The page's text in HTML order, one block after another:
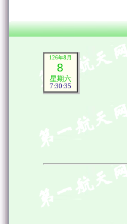
126年8月
8
星期六
7:30:35